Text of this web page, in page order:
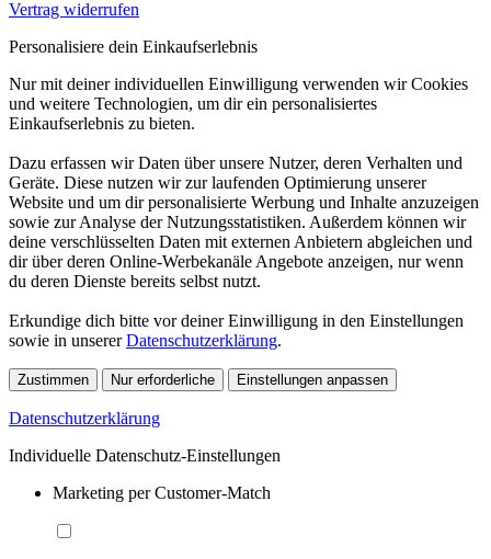
Vertrag widerrufen
Personalisiere dein Einkaufserlebnis
Nur mit deiner individuellen Einwilligung verwenden wir Cookies
und weitere Technologien, um dir ein personalisiertes
Einkaufserlebnis zu bieten.
Dazu erfassen wir Daten über unsere Nutzer, deren Verhalten und
Geräte. Diese nutzen wir zur laufenden Optimierung unserer
Website und um dir personalisierte Werbung und Inhalte anzuzeigen
sowie zur Analyse der Nutzungsstatistiken. Außerdem können wir
deine verschlüsselten Daten mit externen Anbietern abgleichen und
dir über deren Online-Werbekanäle Angebote anzeigen, nur wenn
du deren Dienste bereits selbst nutzt.
Erkundige dich bitte vor deiner Einwilligung in den Einstellungen
sowie in unsererDatenschutzerklärung.
Zustimmen Nur erforderliche Einstellungen anpassen
Datenschutzerklärung
Individuelle Datenschutz-Einstellungen
Marketing per Customer-Match